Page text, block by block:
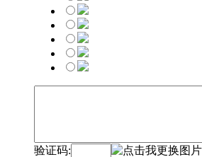
验证码: